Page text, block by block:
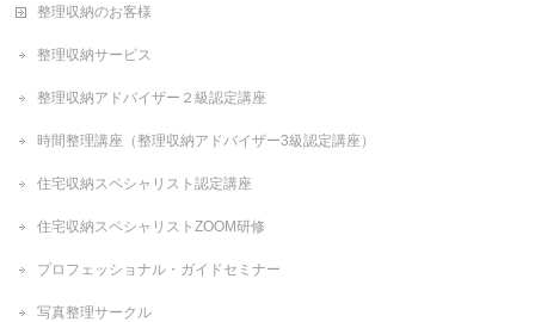
整理収納のお客様
整理収納サービス
整理収納アドバイザー２級認定講座
時間整理講座（整理収納アドバイザー3級認定講座）
住宅収納スペシャリスト認定講座
住宅収納スペシャリストZOOM研修
プロフェッショナル・ガイドセミナー
写真整理サークル